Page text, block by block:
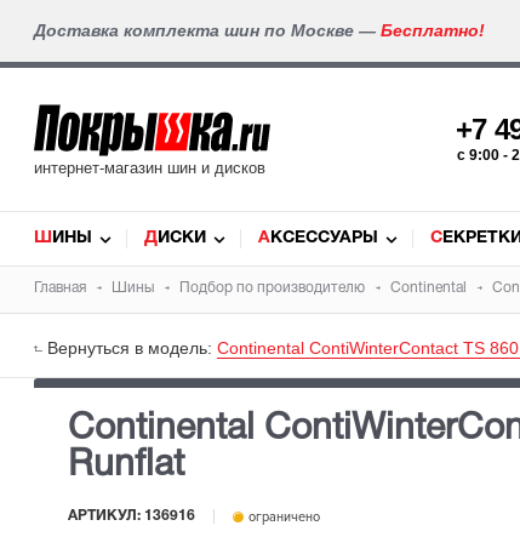
Доставка комплекта шин по Москве — Бесплатно!
интернет-магазин шин и дисков
+7
c 9:00 -
ШИНЫ ДИСКИ АКСЕССУАРЫ СЕКРЕТКИ
Главная Шины Подбор по производителю Continental
Вернуться в модель: Continental ContiWinterContact TS
Continental
Runflat
АРТИКУЛ: 136916 ограничено